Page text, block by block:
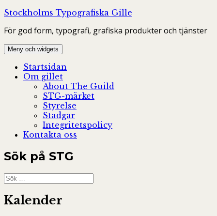
Hoppa
innehåll
Stockholms Typografiska Gille
För god form, typografi, grafiska produkter och tjänster
Meny och widgets
Startsidan
Om gillet
About The Guild
STG-märket
Styrelse
Stadgar
Integritetspolicy
Kontakta oss
Sök på STG
Sök
efter:
Kalender